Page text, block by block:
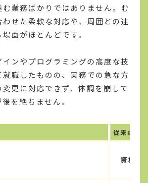
業務ばかりではありません。む
わせた柔軟な対応や、周囲との連
面がほとんどです。
ンやプログラミングの高度な技
職したものの、実務での急な方
更に対応できず、体調を崩して
を絶ちません。
従来の画
資格取